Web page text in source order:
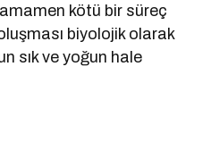
kötü bir süreç
biyolojik olarak
sık ve yoğun hale